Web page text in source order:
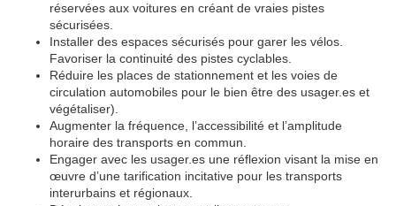
réservées aux voitures en créant de vraies pistes
sécurisées.
Installer des espaces sécurisés pour garer les vélos.
Favoriser la continuité des pistes cyclables.
Réduire les places de stationnement et les voies de
circulation automobiles pour le bien être des usager.es et
végétaliser).
Augmenter la fréquence, l’accessibilité et l’amplitude
horaire des transports en commun.
Engager avec les usager.es une réflexion visant la mise en
œuvre d’une tarification incitative pour les transports
interurbains et régionaux.